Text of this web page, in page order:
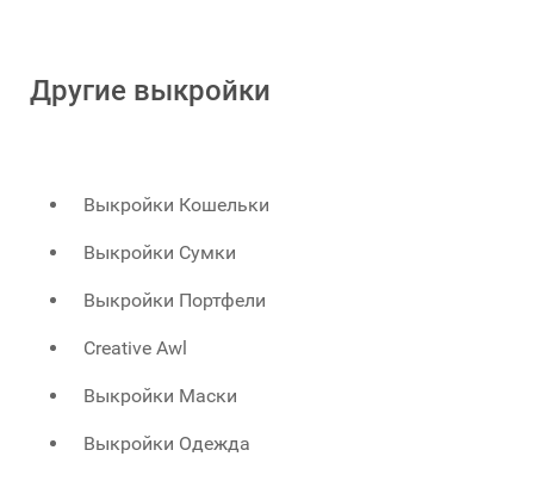
Другие выкройки
Выкройки Кошельки
Выкройки Сумки
Выкройки Портфели
Creative Awl
Выкройки Маски
Выкройки Одежда